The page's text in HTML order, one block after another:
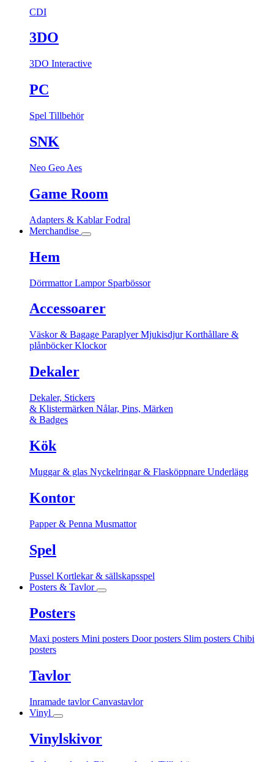
CDI
3DO
3DO Interactive
PC
Spel Tillbehör
SNK
Neo Geo Aes
Game Room
Adapters & KablarFodral
Merchandise
Hem
DörrmattorLampor Sparbössor
Accessoarer
Väskor & Bagage ParaplyerMjukisdjurKorthållare &
plånböckerKlockor
Dekaler
Dekaler, Stickers
& Klistermärken Nålar, Pins, Märken
& Badges
Kök
Muggar & glas Nyckelringar & Flasköppnare Underlägg
Kontor
Papper & Penna Musmattor
Spel
Pussel Kortlekar & sällskapsspel
Posters & Tavlor
Posters
Maxi posters Mini posters Door posters Slim posters Chibi
posters
Tavlor
Inramade tavlorCanvastavlor
Vinyl
Vinylskivor